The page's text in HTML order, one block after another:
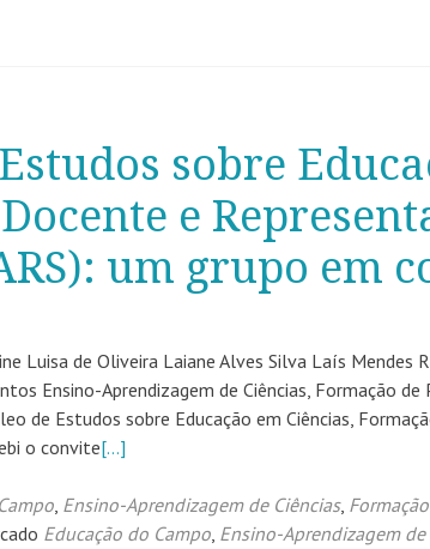
sobre
e
um grupo em
Luisa de Oliveira Laiane Alves Silva Laís Mendes
Ensino-Aprendizagem de Ciências, Formação
de Estudos sobre Educação em Ciências,
o convite[…]
, Ensino-Aprendizagem de Ciências,
Educação do Campo, Ensino-Aprendizagem de